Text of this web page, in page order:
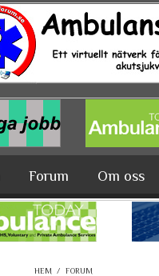
Forum Om oss
HEM / FORUM